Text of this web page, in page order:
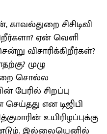
சிசிடிவி
ஏன் வெளி
விசாரிக்கிறீர்கள்?
முழு
சொல்ல
பேரில் சிறப்பு
என டிஜிபி
உயிரிழப்புக்கு
இல்லையெனில்